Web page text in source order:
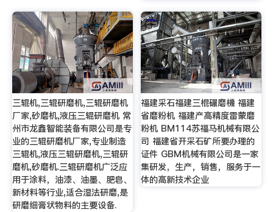
三辊机,三辊研磨机,三辊研磨机
厂家,砂磨机,液压三辊研磨机 常
州市龙鑫智能装备有限公司是专
业的三辊研磨机厂家,专业制造
三辊机,液压三辊研磨机,三辊研
磨机,砂磨机.三辊研磨机广泛应
用于涂料，油漆、油墨、肥皂、
新材料等行业,适合湿法研磨,是
研磨细膏状物料的主要设备.
福建采石福建三棍碾磨機 福建
省磨粉机 福建产高精度雷蒙磨
粉机 BM114苏福马机械有限公
司 福建省开采石矿所要办理的
证件 GBM机械有限公司是一家
集研发，生产，销售，服务于一
体的高新技术企业